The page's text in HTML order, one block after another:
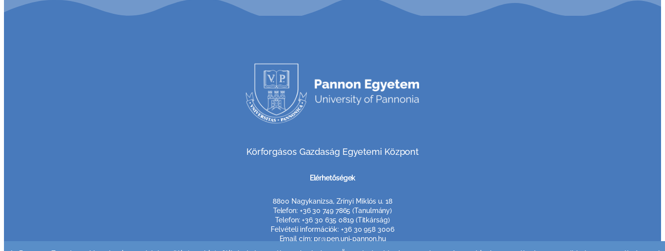
Körforgásos Gazdaság Egyetemi Központ
Elérhetőségek
8800 Nagykanizsa, Zrínyi Miklós u. 18
Telefon: +36 30 749 7865 (Tanulmány)
Telefon: +36 30 635 0819 (Titkárság)
Felvételi információk: +36 30 958 3006
Email cím: pr@pen.uni-pannon.hu